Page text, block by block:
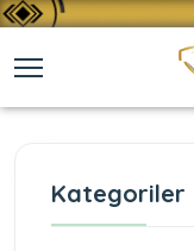
Kategoriler